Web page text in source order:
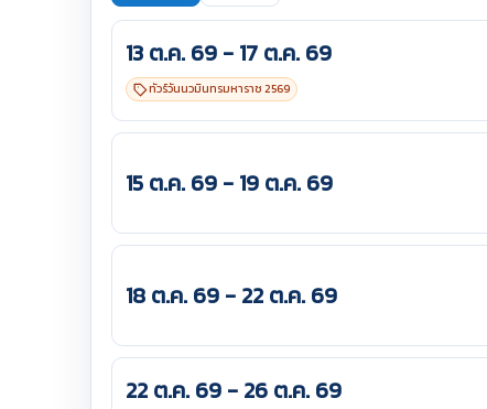
13 ต.ค. 69 - 17 ต.ค. 69
ทัวร์วันนวมินทรมหาราช 2569
15 ต.ค. 69 - 19 ต.ค. 69
18 ต.ค. 69 - 22 ต.ค. 69
22 ต.ค. 69 - 26 ต.ค. 69